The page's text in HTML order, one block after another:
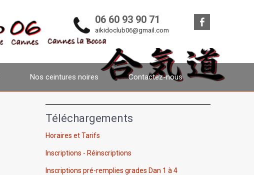
06 60 93 90 71
aikidoclub06@gmail.com
Nos ceintures noires Contactez-nous
Téléchargements
Horaires et Tarifs
Inscriptions - Réinscriptions
Inscriptions pré-remplies grades Dan 1 à 4